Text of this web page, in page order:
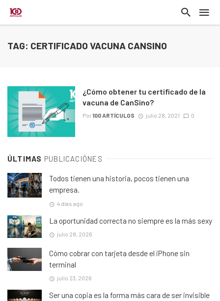
TAG: CERTIFICADO VACUNA CANSINO
¿Cómo obtener tu certificado de la
vacuna de CanSino?
Por100 ARTÍCULOS julio 28, 2021 0
ÚLTIMAS PUBLICACIÓNES
Todos tienen una historia, pocos tienen una
empresa.
4 días ago
La oportunidad correcta no siempre es la más sexy
julio 28, 2026
Cómo cobrar con tarjeta desde el iPhone sin
terminal
julio 23, 2026
Ser una copia es la forma más cara de ser invisible